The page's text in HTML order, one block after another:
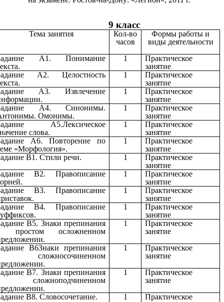
9 класс
Тема занятия
Кол-во
часов
Формы работы и
виды деятельности
А1. Понимание
1
Практическое
занятие
А2. Целостность
1
Практическое
занятие
А3. Извлечение
1
Практическое
занятие
А4. Синонимы.
Омонимы.
1
Практическое
занятие
А5.Лексическое
слова.
1
Практическое
занятие
А6. Повторение по
«Морфология».
1
Практическое
занятие
В1. Стили речи.
1
Практическое
занятие
В2. Правописание
1
Практическое
занятие
В3. Правописание
1
Практическое
занятие
В4. Правописание
1
Практическое
занятие
В5. Знаки препинания
простом осложненном
1
Практическое
занятие
В6Знаки препинания
сложносочиненном
1
Практическое
занятие
В7. Знаки препинания
сложноподчиненном
1
Практическое
занятие
В8. Словосочетание.
1
Практическое